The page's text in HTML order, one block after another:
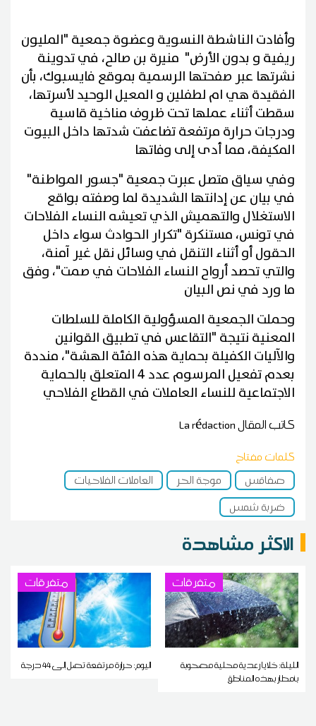
وأفادت الناشطة النسوية وعضوة جمعية "المليون
ريفية و بدون الأرض" منيرة بن صالح، في تدوينة
نشرتها عبر صفحتها الرسمية بموقع فايسبوك، بأن
الفقيدة هي ام لطفلين و المعيل الوحيد لأسرتها،
سقطت أثناء عملها تحت ظروف مناخية قاسية
ودرجات حرارة مرتفعة تضاعفت شدتها داخل البيوت
المكيفة، مما أدى إلى وفاتها
وفي سياق متصل عبرت جمعية "جسور المواطنة"
في بيان عن إدانتها الشديدة لما وصفته بواقع
الاستغلال والتهميش الذي تعيشه النساء الفلاحات
في تونس، مستنكرة "تكرار الحوادث سواء داخل
الحقول أو أثناء التنقل في وسائل نقل غير آمنة،
والتي تحصد أرواح النساء الفلاحات في صمت"، وفق
ما ورد في نص البيان
وحملت الجمعية المسؤولية الكاملة للسلطات
المعنية نتيجة "التقاعس في تطبيق القوانين
والآليات الكفيلة بحماية هذه الفئة الهشة"، منددة
بعدم تفعيل المرسوم عدد 4 المتعلق بالحماية
الاجتماعية للنساء العاملات في القطاع الفلاحي
كاتب المقالLa rédaction
كلمات مفتاح
صفاقس
موجة الحر
العاملات الفلاحيات
ضربة شمس
الاكثر مشاهدة
متفرقات
الليلة: خلايا رعدية محلية مصحوبة
بأمطار بهذه المناطق
متفرقات
اليوم: حرارة مرتفعة تصل إلى 44 درجة